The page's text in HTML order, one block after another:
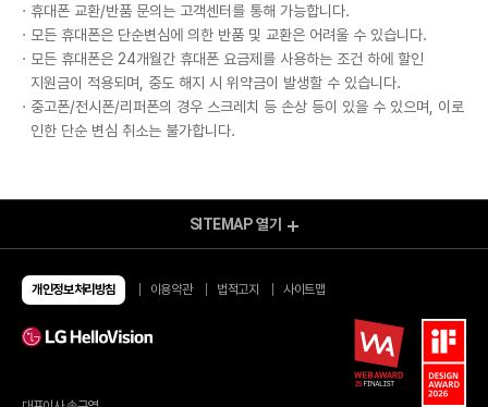
· 휴대폰 교환/반품 문의는 고객센터를 통해 가능합니다.
· 모든 휴대폰은 단순변심에 의한 반품 및 교환은 어려울 수 있습니다.
· 모든 휴대폰은 24개월간 휴대폰 요금제를 사용하는 조건 하에 할인
지원금이 적용되며, 중도 해지 시 위약금이 발생할 수 있습니다.
· 중고폰/전시폰/리퍼폰의 경우 스크레치 등 손상 등이 있을 수 있으며, 이로
인한 단순 변심 취소는 불가합니다.
알뜰요금제
유심/eSIM 요금제
번개배송
알뜰인터넷
SITEMAP 열기
개인정보처리방침 이용약관 법적고지 사이트맵